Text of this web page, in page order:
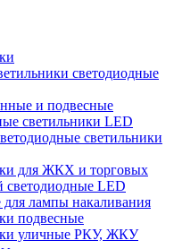
светодиодные
и подвесные
светильники LED
светильники
для ЖКХ и торговых
светодиодные LED
лампы накаливания
подвесные
уличные РКУ, ЖКУ